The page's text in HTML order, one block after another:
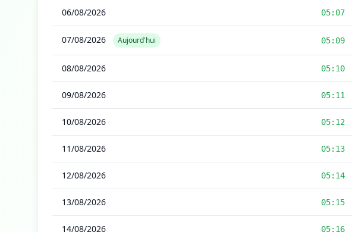
06/08/2026 05:07
07/08/2026 Aujourd'hui 05:09
08/08/2026 05:10
09/08/2026 05:11
10/08/2026 05:12
11/08/2026 05:13
12/08/2026 05:14
13/08/2026 05:15
14/08/2026 05:16